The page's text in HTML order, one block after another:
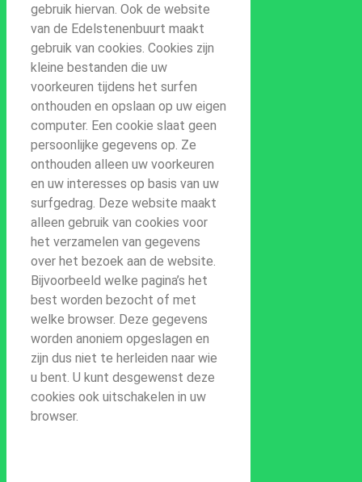
gebruik hiervan. Ook de website
van de Edelstenenbuurt maakt
gebruik van cookies. Cookies zijn
kleine bestanden die uw
voorkeuren tijdens het surfen
onthouden en opslaan op uw eigen
computer. Een cookie slaat geen
persoonlijke gegevens op. Ze
onthouden alleen uw voorkeuren
en uw interesses op basis van uw
surfgedrag. Deze website maakt
alleen gebruik van cookies voor
het verzamelen van gegevens
over het bezoek aan de website.
Bijvoorbeeld welke pagina’s het
best worden bezocht of met
welke browser. Deze gegevens
worden anoniem opgeslagen en
zijn dus niet te herleiden naar wie
u bent. U kunt desgewenst deze
cookies ook uitschakelen in uw
browser.